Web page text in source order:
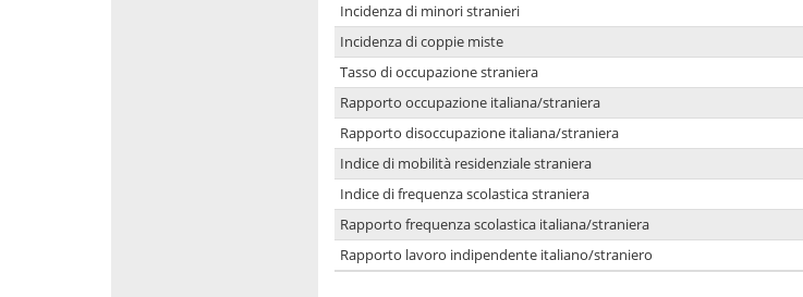
Incidenza di minori stranieri
Incidenza di coppie miste
Tasso di occupazione straniera
Rapporto occupazione italiana/straniera
Rapporto disoccupazione italiana/straniera
Indice di mobilità residenziale straniera
Indice di frequenza scolastica straniera
Rapporto frequenza scolastica italiana/straniera
Rapporto lavoro indipendente italiano/straniero